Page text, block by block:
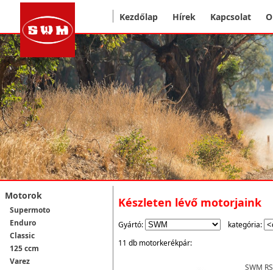
Kezdőlap Hírek Kapcsolat
Motorok
Supermoto
Enduro
Classic
125 ccm
Varez
Készleten lévő motorjaink
Gyártó:
kategória:
11 db motorkerékpár:
SWM